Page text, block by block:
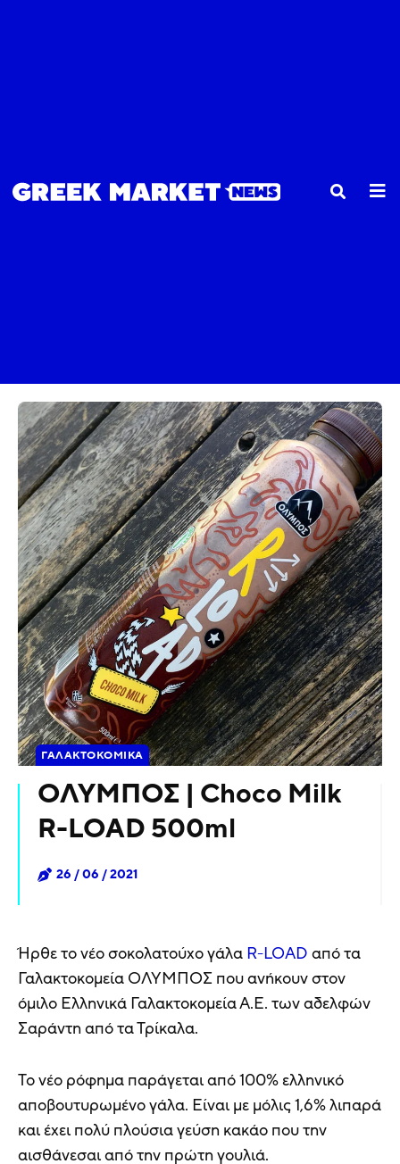
ΓΑΛΑΚΤΟΚΟΜΙΚΆ
ΟΛΥΜΠΟΣ | Choco Milk
R-LOAD 500ml
26 / 06 / 2021
Ήρθε το νέο σοκολατούχο γάλα R-LOAD από τα
Γαλακτοκομεία ΟΛΥΜΠΟΣ που ανήκουν στον
όμιλο Ελληνικά Γαλακτοκομεία Α.Ε. των αδελφών
Σαράντη από τα Τρίκαλα.
Το νέο ρόφημα παράγεται από 100% ελληνικό
αποβουτυρωμένο γάλα. Είναι με μόλις 1,6% λιπαρά
και έχει πολύ πλούσια γεύση κακάο που την
αισθάνεσαι από την πρώτη γουλιά.